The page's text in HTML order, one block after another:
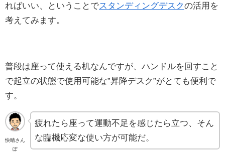
ればいい、ということでスタンディングデスクの活用を
考えてみます。
普段は座って使える机なんですが、ハンドルを回すこと
で起立の状態で使用可能な”昇降デスク”がとても便利で
す。
快晴さん
ぽ
疲れたら座って運動不足を感じたら立つ、そん
な臨機応変な使い方が可能だ。